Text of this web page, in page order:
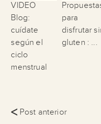
VIDEO
Blog:
cuídate
según el
ciclo
menstrual
para
disfrutar
gluten : ...
<Post anterior